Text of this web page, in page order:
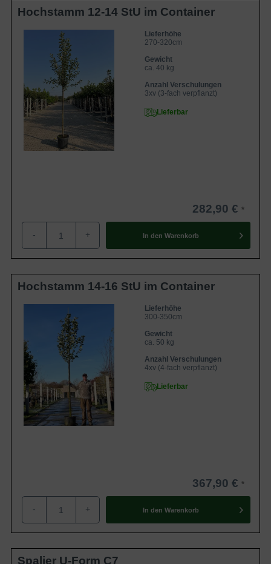
Hochstamm 12-14 StU im Container
Lieferhöhe
270-320cm
Gewicht
ca. 40 kg
Anzahl Verschulungen
3xv (3-fach verpflanzt)
Lieferbar
282,90 €
- + In den Warenkorb
Hochstamm 14-16 StU im Container
Lieferhöhe
300-350cm
Gewicht
ca. 50 kg
Anzahl Verschulungen
4xv (4-fach verpflanzt)
Lieferbar
367,90 €
- + In den Warenkorb
Spalier U-Form C7